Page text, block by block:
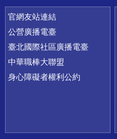
官網友站連結
公營廣播電臺
臺北國際社區廣播電臺
中華職棒大聯盟
身心障礙者權利公約